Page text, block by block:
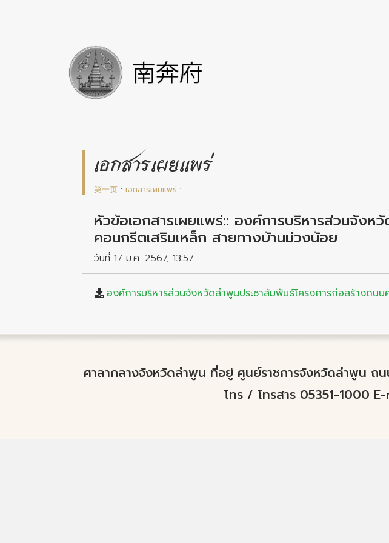
เอกสารเผยแพร่
第一页 : เอกสารเผยแพร่ :
หัวข้อเอกสารเผยแพร่:: องค์การบริหารส่วนจังห
คอนกรีตเสริมเหล็ก สายทางบ้านม่วงน้อย
วันที่ 17 ม.ค. 2567, 13:57
องค์การบริหารส่วนจังหวัดลำพูนประชาสัมพันธ์โครงการก่อสร้างถน
ศาลากลางจังหวัดลำพูน ที่อยู่ ศูนย์ราชการจังหวัดลำพูน ถน
โทร / โทรสาร 05351-1000